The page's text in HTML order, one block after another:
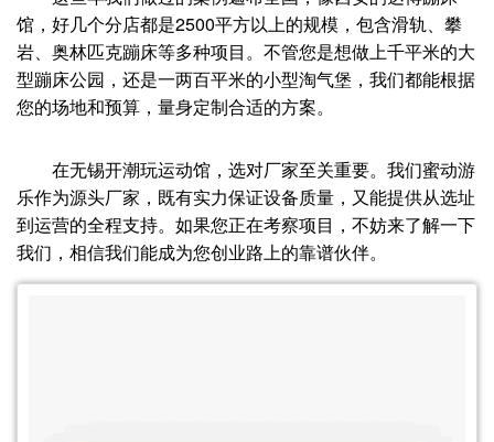
馆，好几个分店都是2500平方以上的规模，包含滑轨、攀
岩、奥林匹克蹦床等多种项目。不管您是想做上千平米的大
型蹦床公园，还是一两百平米的小型淘气堡，我们都能根据
您的场地和预算，量身定制合适的方案。
在无锡开潮玩运动馆，选对厂家至关重要。我们蜜动游
乐作为源头厂家，既有实力保证设备质量，又能提供从选址
到运营的全程支持。如果您正在考察项目，不妨来了解一下
我们，相信我们能成为您创业路上的靠谱伙伴。